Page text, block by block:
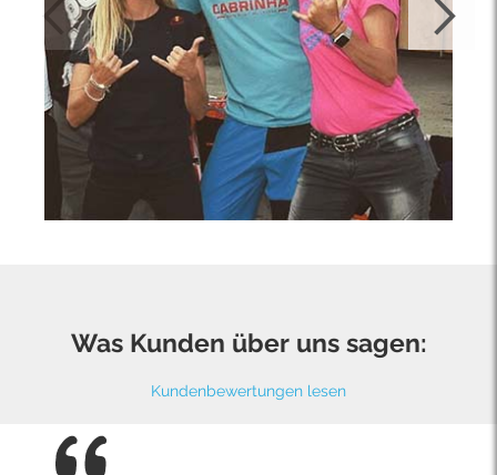
Was Kunden über uns sagen:
Kundenbewertungen lesen